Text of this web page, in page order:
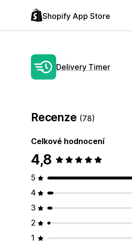
Shopify App Store
Delivery Timer
Recenze (78)
Celkové hodnocení
4,8
5
4
3
2
1